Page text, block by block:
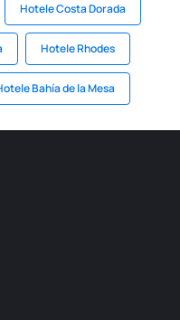
Hotele Costa Dorada
Hotele Rhodes
Bahía de la Mesa